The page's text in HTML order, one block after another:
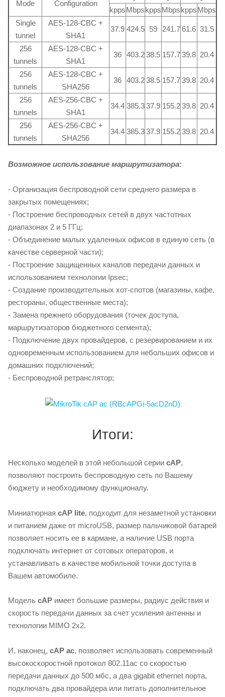
Mode Configuration
kppsMbpskppsMbpskppsMbps
Single
tunnel
AES-128-CBC +
SHA1
37.9 424.5 59 241.7 61.6 31.5
256
tunnels
AES-128-CBC +
SHA1
36 403.2 38.5 157.7 39.8 20.4
256
tunnels
AES-128-CBC +
SHA256
36 403.2 38.5 157.7 39.8 20.4
256
tunnels
AES-256-CBC +
SHA1
34.4 385.3 37.9 155.2 39.8 20.4
256
tunnels
AES-256-CBC +
SHA256
34.4 385.3 37.9 155.2 39.8 20.4
Возможное использование маршрутизатора:
- Организация беспроводной сети среднего размера в
закрытых помещениях;
- Построение беспроводных сетей в двух частотных
диапазонах 2 и 5 ГГц;
- Объединение малых удаленных офисов в единую сеть (в
качестве серверной части);
- Построение защищенных каналов передачи данных и
использованием технологии Ipsec;
- Создание производительных хот-спотов (магазины, кафе,
рестораны, общественные места);
- Замена прежнего оборудования (точек доступа,
маршрутизаторов бюджетного сегмента);
- Подключение двух провайдеров, с резервированием и их
одновременным использованием для небольших офисов и
домашних подключений;
- Беспроводной ретранслятор;
Итоги:
Несколько моделей в этой небольшой серии cAP,
позволяют построить беспроводную сеть по Вашему
бюджету и необходимому функционалу.
Миниатюрная cAP lite, подходит для незаметной установки
и питанием даже от microUSB, размер пальчиковой батарей
позволяет носить ее в кармане, а наличие USB порта
подключать интернет от сотовых операторов, и
устанавливать в качестве мобильной точки доступа в
Вашем автомобиле.
Модель cAP имеет большие размеры, радиус действия и
скорость передачи данных за счет усиления антенны и
технологии MIMO 2x2.
И, наконец, cAP ac, позволяет использовать современный
высокоскоростной протокол 802.11ac со скоростью
передачи данных до 500 мбс, а два gigabit ethernet порта,
подключать два провайдера или питать дополнительное